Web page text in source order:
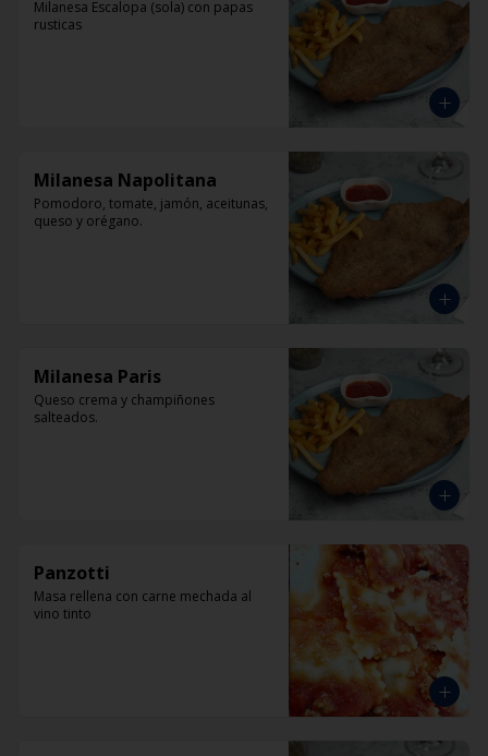
Milanesa Escalopa (sola) con papas
rusticas
Milanesa Napolitana
Pomodoro, tomate, jamón, aceitunas,
queso y orégano.
Milanesa Paris
Queso crema y champiñones
salteados.
Panzotti
Masa rellena con carne mechada al
vino tinto